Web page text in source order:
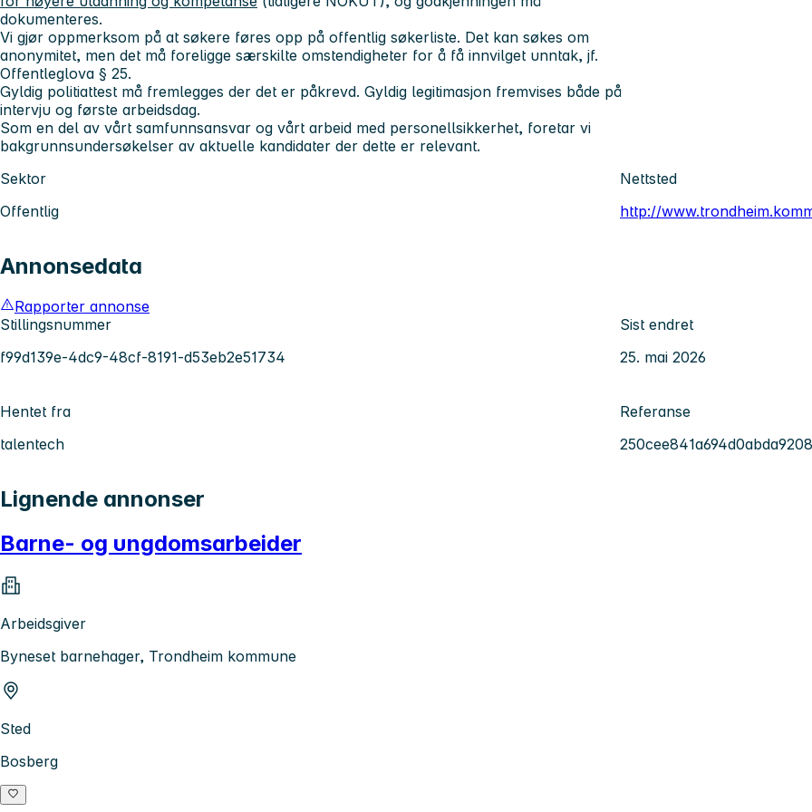
dokumenteres.
Vi gjør oppmerksom på at søkere føres opp på offentlig søkerliste. Det kan søkes om
anonymitet, men det må foreligge særskilte omstendigheter for å få innvilget unntak, jf.
Offentleglova § 25.
Gyldig politiattest må fremlegges der det er påkrevd. Gyldig legitimasjon fremvises både på
intervju og første arbeidsdag.
Som en del av vårt samfunnsansvar og vårt arbeid med personellsikkerhet, foretar vi
bakgrunnsundersøkelser av aktuelle kandidater der dette er relevant.
Sektor
Offentlig
Nettsted
http://
Annonsedata
Rapporter annonse
Stillingsnummer
f99d139e-4dc9-48cf-8191-d53eb2e51734
Sist endret
25. mai 2026
Hentet fra
talentech
Referanse
Lignende annonser
Barne- og ungdomsarbeider
Arbeidsgiver
Byneset barnehager, Trondheim kommune
Sted
Bosberg